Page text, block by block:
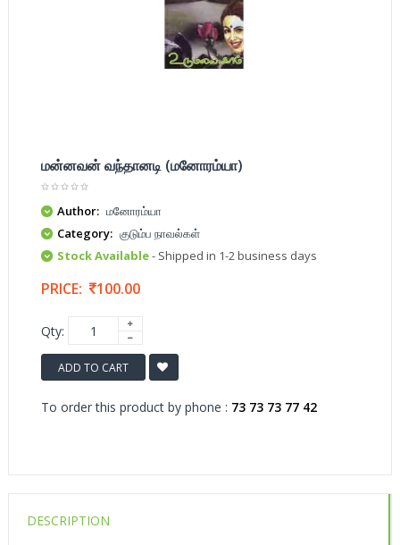
மன்னவன் வந்தானடி (மனோரம்யா)
Author: மனோரம்யா
Category: குடும்ப நாவல்கள்
Stock Available- Shipped in 1-2 business days
PRICE: 100.00
Qty:
ADD TO CART
To order this product by phone : 73 73 73 77 42
DESCRIPTION